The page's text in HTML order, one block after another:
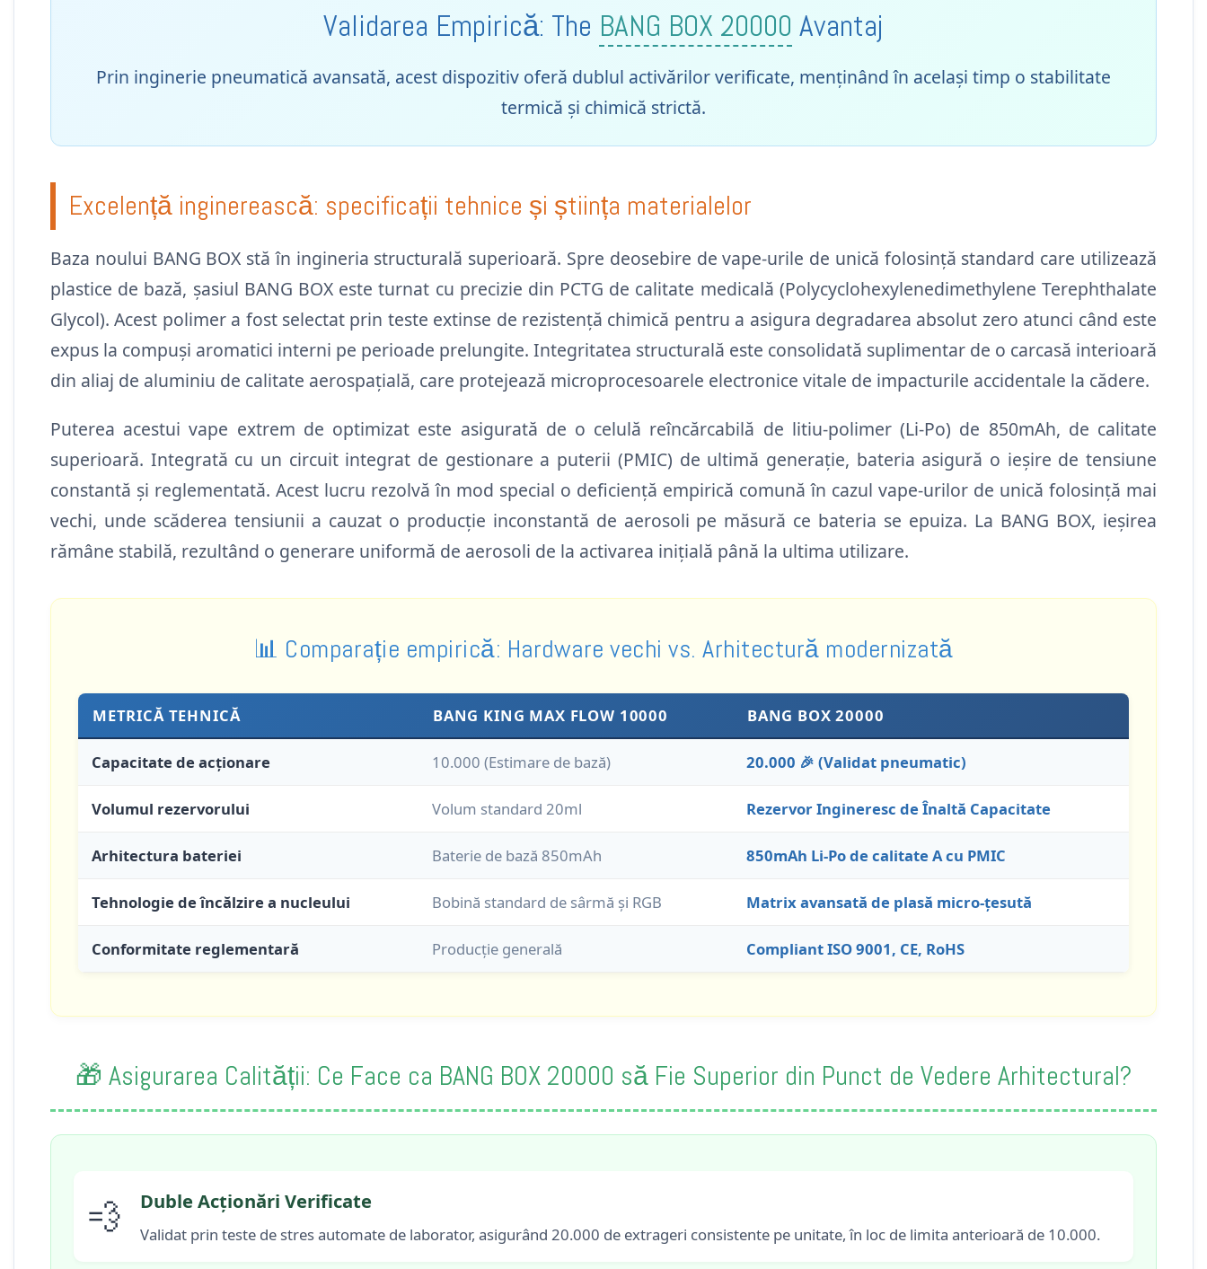
Validarea Empirică: The BANG BOX 20000 Avantaj
Prin inginerie pneumatică avansată, acest dispozitiv oferă dublul activărilor verificate, menținând în același timp o stabilitate
termică și chimică strictă.
Excelență inginerească: specificații tehnice și știința materialelor
Baza noului BANG BOX stă în ingineria structurală superioară. Spre deosebire de vape-urile de unică folosință standard care utilizează
plastice de bază, șasiul BANG BOX este turnat cu precizie din PCTG de calitate medicală (Polycyclohexylenedimethylene Terephthalate
Glycol). Acest polimer a fost selectat prin teste extinse de rezistență chimică pentru a asigura degradarea absolut zero atunci când este
expus la compuși aromatici interni pe perioade prelungite. Integritatea structurală este consolidată suplimentar de o carcasă interioară
din aliaj de aluminiu de calitate aerospațială, care protejează microprocesoarele electronice vitale de impacturile accidentale la cădere.
Puterea acestui vape extrem de optimizat este asigurată de o celulă reîncărcabilă de litiu-polimer (Li-Po) de 850mAh, de calitate
superioară. Integrată cu un circuit integrat de gestionare a puterii (PMIC) de ultimă generație, bateria asigură o ieșire de tensiune
constantă și reglementată. Acest lucru rezolvă în mod special o deficiență empirică comună în cazul vape-urilor de unică folosință mai
vechi, unde scăderea tensiunii a cauzat o producție inconstantă de aerosoli pe măsură ce bateria se epuiza. La BANG BOX, ieșirea
rămâne stabilă, rezultând o generare uniformă de aerosoli de la activarea inițială până la ultima utilizare.
📊 Comparație empirică: Hardware vechi vs. Arhitectură modernizată
METRICĂ TEHNICĂ BANG KING MAX FLOW 10000 BANG BOX 20000
Capacitate de acționare 10.000 (Estimare de bază) 20.000 🎉 (Validat pneumatic)
Volumul rezervorului Volum standard 20ml Rezervor Ingineresc de Înaltă Capacitate
Arhitectura bateriei Baterie de bază 850mAh 850mAh Li-Po de calitate A cu PMIC
Tehnologie de încălzire a nucleului Bobină standard de sârmă și RGB Matrix avansată de plasă micro-țesută
Conformitate reglementară Producție generală Compliant ISO 9001, CE, RoHS
🎁 Asigurarea Calității: Ce Face ca BANG BOX 20000 să Fie Superior din Punct de Vedere Arhitectural?
💨 Duble Acționări Verificate
Validat prin teste de stres automate de laborator, asigurând 20.000 de extrageri consistente pe unitate, în loc de limita anterioară de 10.000.